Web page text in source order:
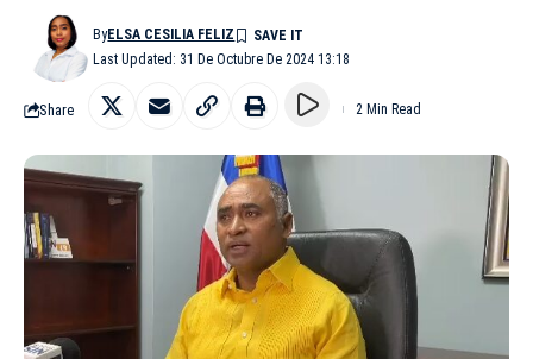
Last Updated: 31 De Octubre De 2024 13:18
ByELSA CESILIA FELIZ
Share 2 Min Read